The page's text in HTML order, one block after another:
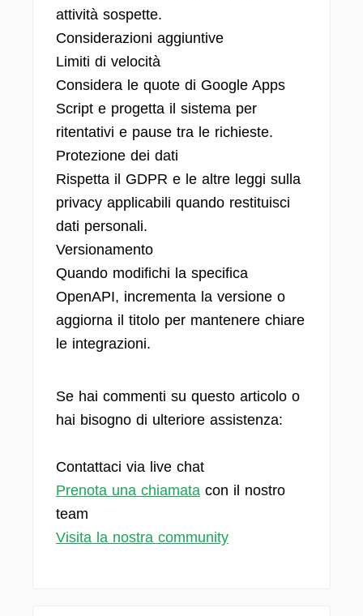
attività sospette.
Considerazioni aggiuntive
Limiti di velocità
Considera le quote di Google Apps
Script e progetta il sistema per
ritentativi e pause tra le richieste.
Protezione dei dati
Rispetta il GDPR e le altre leggi sulla
privacy applicabili quando restituisci
dati personali.
Versionamento
Quando modifichi la specifica
OpenAPI, incrementa la versione o
aggiorna il titolo per mantenere chiare
le integrazioni.
Se hai commenti su questo articolo o
hai bisogno di ulteriore assistenza:
Contattaci via live chat
Prenota una chiamata con il nostro
team
Visita la nostra community